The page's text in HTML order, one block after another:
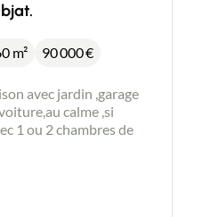
m² 90 000€
avec jardin ,garage
calme ,si
1 ou 2 chambres de